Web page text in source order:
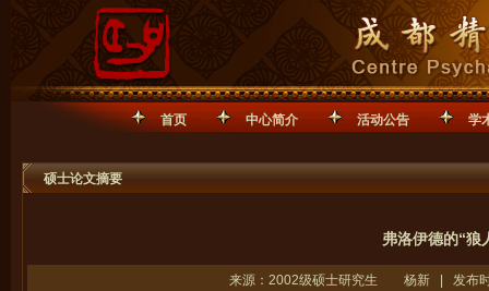
首页 中心简介 活动公告 学
硕士论文摘要
弗洛伊德的“狼
来源：2002级硕士研究生 杨新 | 发布